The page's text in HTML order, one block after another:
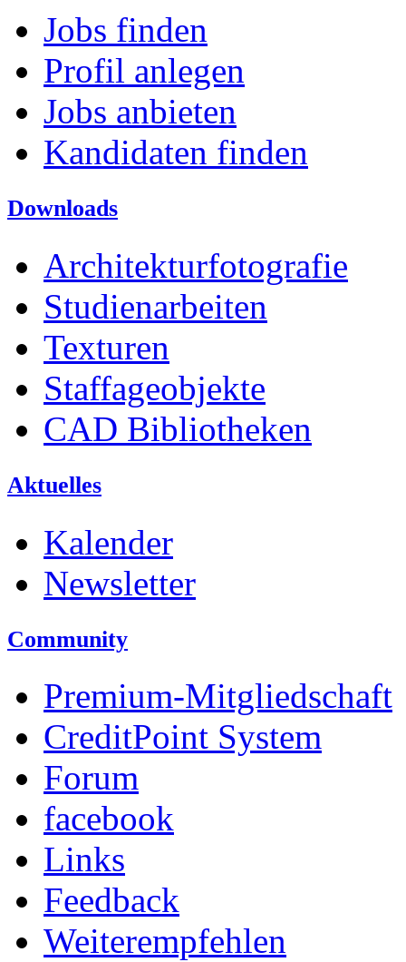
Jobs finden
Profil anlegen
Jobs anbieten
Kandidaten finden
Downloads
Architekturfotografie
Studienarbeiten
Texturen
Staffageobjekte
CAD Bibliotheken
Aktuelles
Kalender
Newsletter
Community
Premium-Mitgliedschaft
CreditPoint System
Forum
facebook
Links
Feedback
Weiterempfehlen